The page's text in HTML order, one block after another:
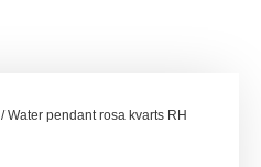
/ Water pendant rosa kvarts RH